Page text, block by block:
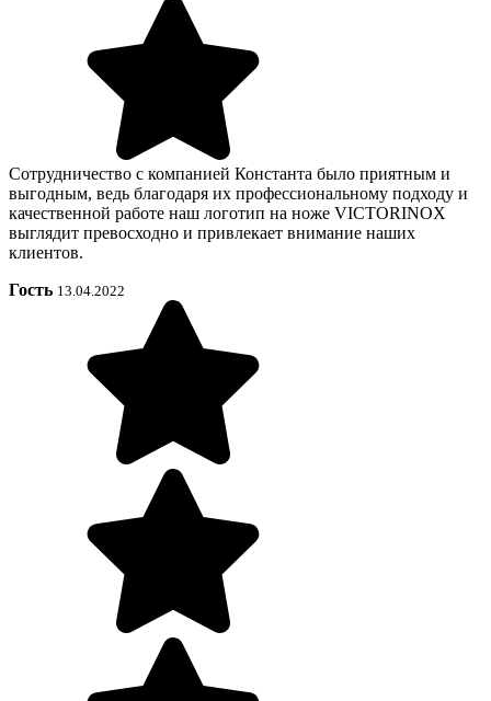
Сотрудничество с компанией Константа было приятным и
выгодным, ведь благодаря их профессиональному подходу и
качественной работе наш логотип на ноже VICTORINOX
выглядит превосходно и привлекает внимание наших
клиентов.
Гость 13.04.2022